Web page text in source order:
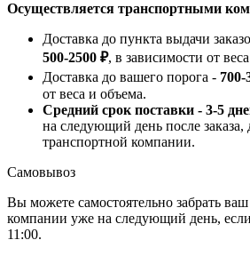
Осуществляется транспортными
Доставка до пункта выдачи
500-2500 ₽, в зависимости от
Доставка до вашего порога - 700-
от веса и объема.
Средний срок поставки - 3-5
на следующий день после заказа,
транспортной компании.
Самовывоз
Вы можете самостоятельно забрать
компании уже на следующий день,
11:00.